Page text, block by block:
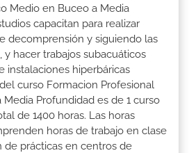
Medio en Buceo a Media
capacitan para realizar
decomprensión y siguiendo las
y hacer trabajos subacuáticos
instalaciones hiperbáricas
curso Formacion Profesional
Profundidad es de 1 curso
de 1400 horas. Las horas
horas de trabajo en clase
de prácticas en centros de